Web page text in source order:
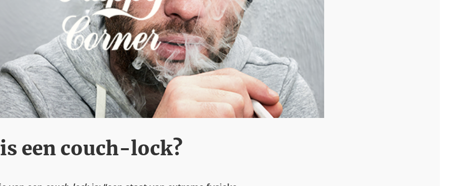
een couch-lock?